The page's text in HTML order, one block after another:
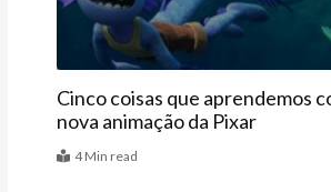
Cinco coisas que aprendemos
nova animação da Pixar
4 Min read